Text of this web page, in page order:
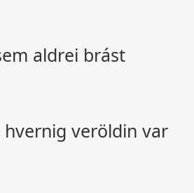
aldrei brást
veröldin var